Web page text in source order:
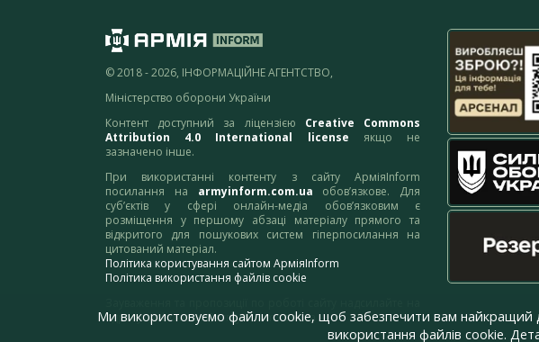
© 2018 - 2026, ІНФОРМАЦІЙНЕ АГЕНТСТВО,
Міністерство оборони України
Контент доступний за ліцензією Creative Commons
Attribution 4.0 International license якщо не
зазначено інше.
При використанні контенту з сайту АрміяInform
посилання на armyinform.com.ua обов’язкове. Для
суб’єктів у сфері онлайн-медіа обов’язковим є
розміщення у першому абзаці матеріалу прямого та
відкритого для пошукових систем гіперпосилання на
цитований матеріал.
Політика користування сайтом АрміяInform
Політика використання файлів cookie
адресу:webmaster@armyinform.com.ua
Ми використовуємо файли cookie, щоб забезпечити вам найкращий
використання файлів cookie.